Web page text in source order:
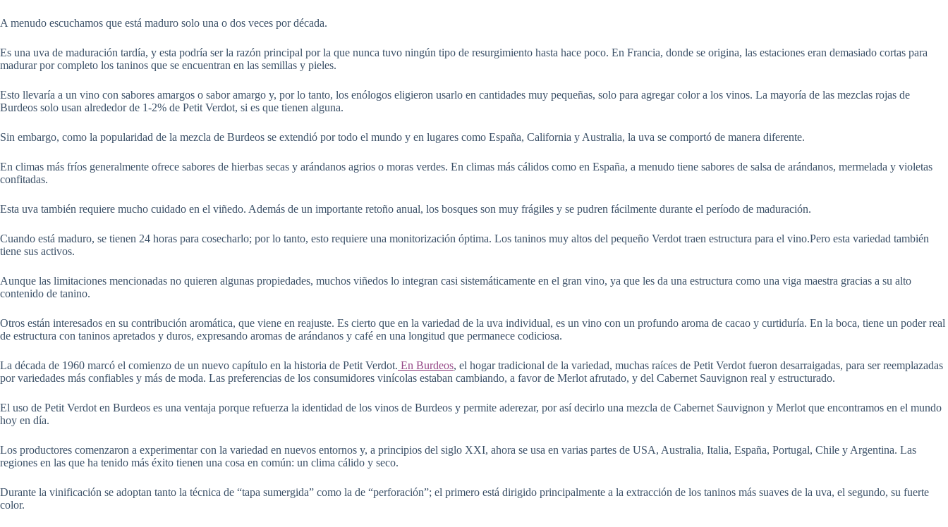
A menudo escuchamos que está maduro solo una o dos veces por década.
Es una uva de maduración tardía, y esta podría ser la razón principal por la que nunca tuvo ningún tipo de resurgimiento hasta hace poco. En Francia, donde se origina, las estaciones eran demasiado cortas para
madurar por completo los taninos que se encuentran en las semillas y pieles.
Esto llevaría a un vino con sabores amargos o sabor amargo y, por lo tanto, los enólogos eligieron usarlo en cantidades muy pequeñas, solo para agregar color a los vinos. La mayoría de las mezclas rojas de
Burdeos solo usan alrededor de 1-2% de Petit Verdot, si es que tienen alguna.
Sin embargo, como la popularidad de la mezcla de Burdeos se extendió por todo el mundo y en lugares como España, California y Australia, la uva se comportó de manera diferente.
En climas más fríos generalmente ofrece sabores de hierbas secas y arándanos agrios o moras verdes. En climas más cálidos como en España, a menudo tiene sabores de salsa de arándanos, mermelada y violetas
confitadas.
Esta uva también requiere mucho cuidado en el viñedo. Además de un importante retoño anual, los bosques son muy frágiles y se pudren fácilmente durante el período de maduración.
Cuando está maduro, se tienen 24 horas para cosecharlo; por lo tanto, esto requiere una monitorización óptima. Los taninos muy altos del pequeño Verdot traen estructura para el vino.Pero esta variedad también
tiene sus activos.
Aunque las limitaciones mencionadas no quieren algunas propiedades, muchos viñedos lo integran casi sistemáticamente en el gran vino, ya que les da una estructura como una viga maestra gracias a su alto
contenido de tanino.
Otros están interesados ​​en su contribución aromática, que viene en reajuste. Es cierto que en la variedad de la uva individual, es un vino con un profundo aroma de cacao y curtiduría. En la boca, tiene un poder real
de estructura con taninos apretados y duros, expresando aromas de arándanos y café en una longitud que permanece codiciosa.
La década de 1960 marcó el comienzo de un nuevo capítulo en la historia de Petit Verdot. En Burdeos, el hogar tradicional de la variedad, muchas raíces de Petit Verdot fueron desarraigadas, para ser reemplazadas
por variedades más confiables y más de moda. Las preferencias de los consumidores vinícolas estaban cambiando, a favor de Merlot afrutado, y del Cabernet Sauvignon real y estructurado.
El uso de Petit Verdot en Burdeos es una ventaja porque refuerza la identidad de los vinos de Burdeos y permite aderezar, por así decirlo una mezcla de Cabernet Sauvignon y Merlot que encontramos en el mundo
hoy en día.
Los productores comenzaron a experimentar con la variedad en nuevos entornos y, a principios del siglo XXI, ahora se usa en varias partes de USA, Australia, Italia, España, Portugal, Chile y Argentina. Las
regiones en las que ha tenido más éxito tienen una cosa en común: un clima cálido y seco.
Durante la vinificación se adoptan tanto la técnica de “tapa sumergida” como la de “perforación”; el primero está dirigido principalmente a la extracción de los taninos más suaves de la uva, el segundo, su fuerte
color.